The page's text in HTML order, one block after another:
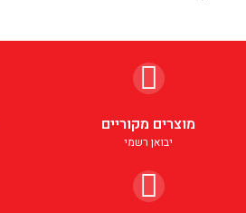
מוצרים מקוריים
יבואן רשמי